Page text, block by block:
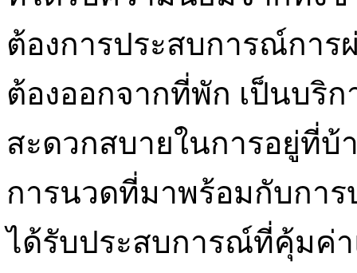
ต้องการประสบการณ์การ
ต้องออกจากที่พัก เป็นบริ
สะดวกสบายในการอยู่ที่
การนวดที่มาพร้อมกับการ
ได้รับประสบการณ์ที่คุ้มค่